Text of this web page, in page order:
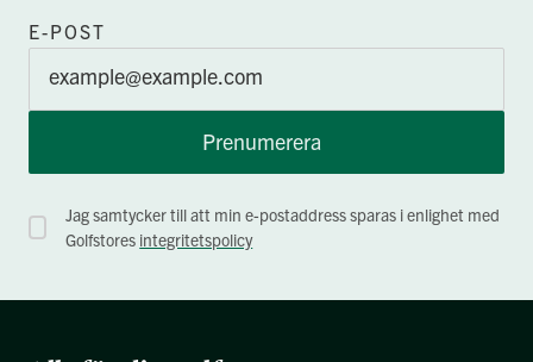
E-POST
Prenumerera
Jag samtycker till att min e-postaddress sparas i enlighet med
Golfstores integritetspolicy